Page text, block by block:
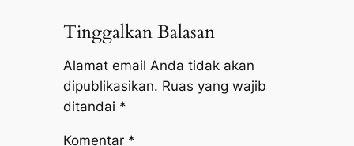
Tinggalkan Balasan
Alamat email Anda tidak akan
dipublikasikan. Ruas yang wajib
ditandai *
Komentar *